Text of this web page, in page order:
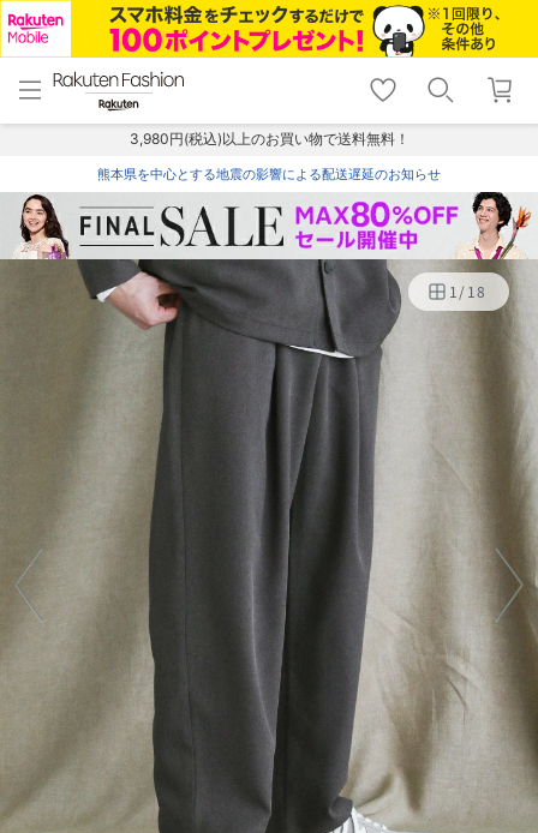
menu home
トップ
shopping_cart lock_outline
ログイン
3,980円(税込)以上のお買い物で送料無料！
熊本県を中心とする地震の影響による配送遅延のお知らせ
1/18